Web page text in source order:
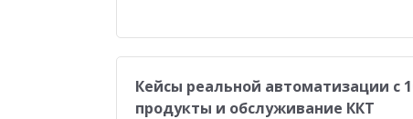
Кейсы реальной автоматизации с
продукты и обслуживание ККТ